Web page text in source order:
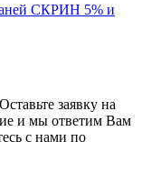
СКРИН 5% и
заявку на
и мы ответим Вам
с нами по